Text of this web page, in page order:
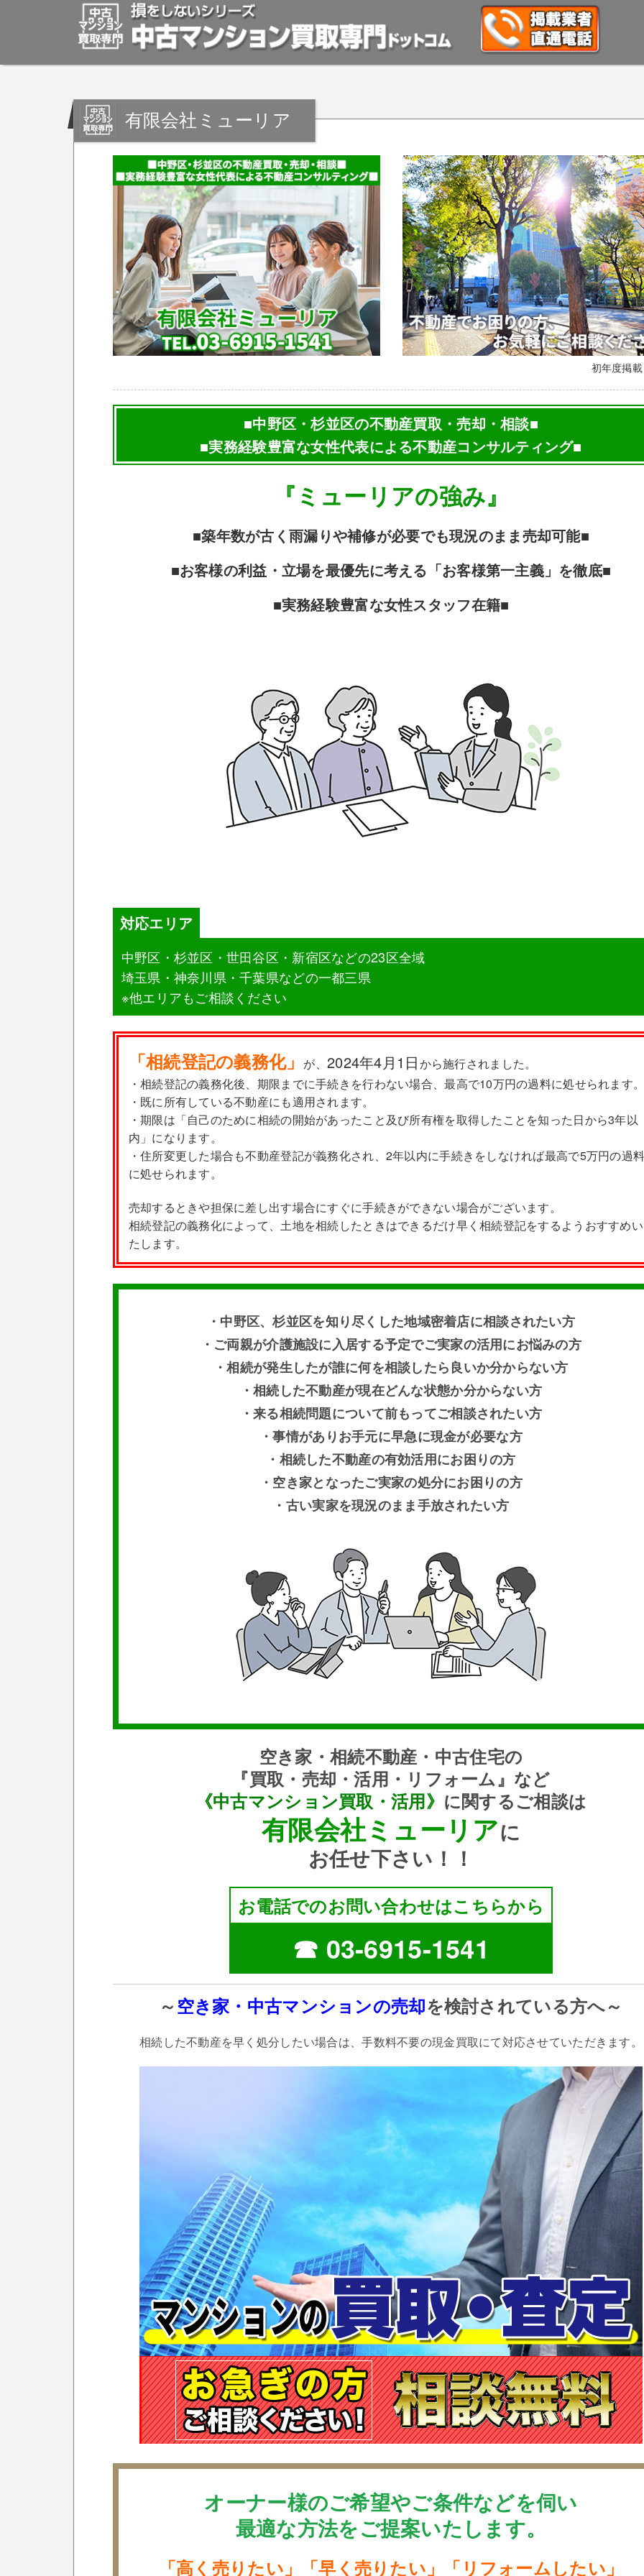
有限会社ミューリア
初年度掲
■中野区・杉並区の不動産買取・売却・相談■
■実務経験豊富な女性代表による不動産コンサルティング■
『ミューリアの強み』
■築年数が古く雨漏りや補修が必要でも現況のまま売却可能■
■お客様の利益・立場を最優先に考える「お客様第一主義」を徹底■
■実務経験豊富な女性スタッフ在籍■
対応エリア
中野区・杉並区・世田谷区・新宿区などの23区全域
埼玉県・神奈川県・千葉県などの一都三県
※他エリアもご相談ください
「相続登記の義務化」 が、2024年4月1日から施行されました。
・相続登記の義務化後、期限までに手続きを行わない場合、最高で10万円の過料に処せられます
・既に所有している不動産にも適用されます。
・期限は「自己のために相続の開始があったこと及び所有権を取得したことを知った日から3年以
内」になります。
・住所変更した場合も不動産登記が義務化され、2年以内に手続きをしなければ最高で5万円の過
に処せられます。
売却するときや担保に差し出す場合にすぐに手続きができない場合がございます。
相続登記の義務化によって、土地を相続したときはできるだけ早く相続登記をするようおすすめい
たします。
・中野区、杉並区を知り尽くした地域密着店に相談されたい方
・ご両親が介護施設に入居する予定でご実家の活用にお悩みの方
・相続が発生したが誰に何を相談したら良いか分からない方
・相続した不動産が現在どんな状態か分からない方
・来る相続問題について前もってご相談されたい方
・事情がありお手元に早急に現金が必要な方
・相続した不動産の有効活用にお困りの方
・空き家となったご実家の処分にお困りの方
・古い実家を現況のまま手放されたい方
空き家・相続不動産・中古住宅の
『買取・売却・活用・リフォーム』など
《中古マンション買取・活用》 に関するご相談は
有限会社ミューリアに
お任せ下さい！！
お電話でのお問い合わせはこちらから
☎ 03-6915-1541
～空き家・中古マンションの売却を検討されている方へ～
相続した不動産を早く処分したい場合は、手数料不要の現金買取にて対応させていただきます。
オーナー様のご希望やご条件などを伺い
最適な方法をご提案いたします。
「高く売りたい」「早く売りたい」「リフォームしたい」